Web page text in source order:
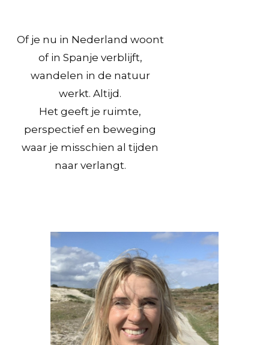
Of je nu in Nederland woont
of in Spanje verblijft,
wandelen in de natuur
werkt. Altijd.
Het geeft je ruimte,
perspectief en beweging
waar je misschien al tijden
naar verlangt.